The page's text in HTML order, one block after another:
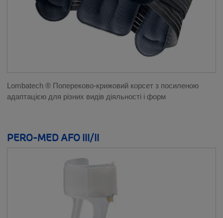
Lombatech ® Попереково-крижовий корсет з посиленою
адаптацією для різних видів діяльності і форм
PERO-MED AFO III/II